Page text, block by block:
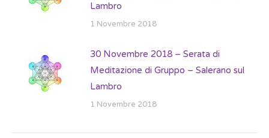
Lambro
1 Novembre 2018
30 Novembre 2018 – Serata di
Meditazione di Gruppo – Salerano sul
Lambro
1 Novembre 2018